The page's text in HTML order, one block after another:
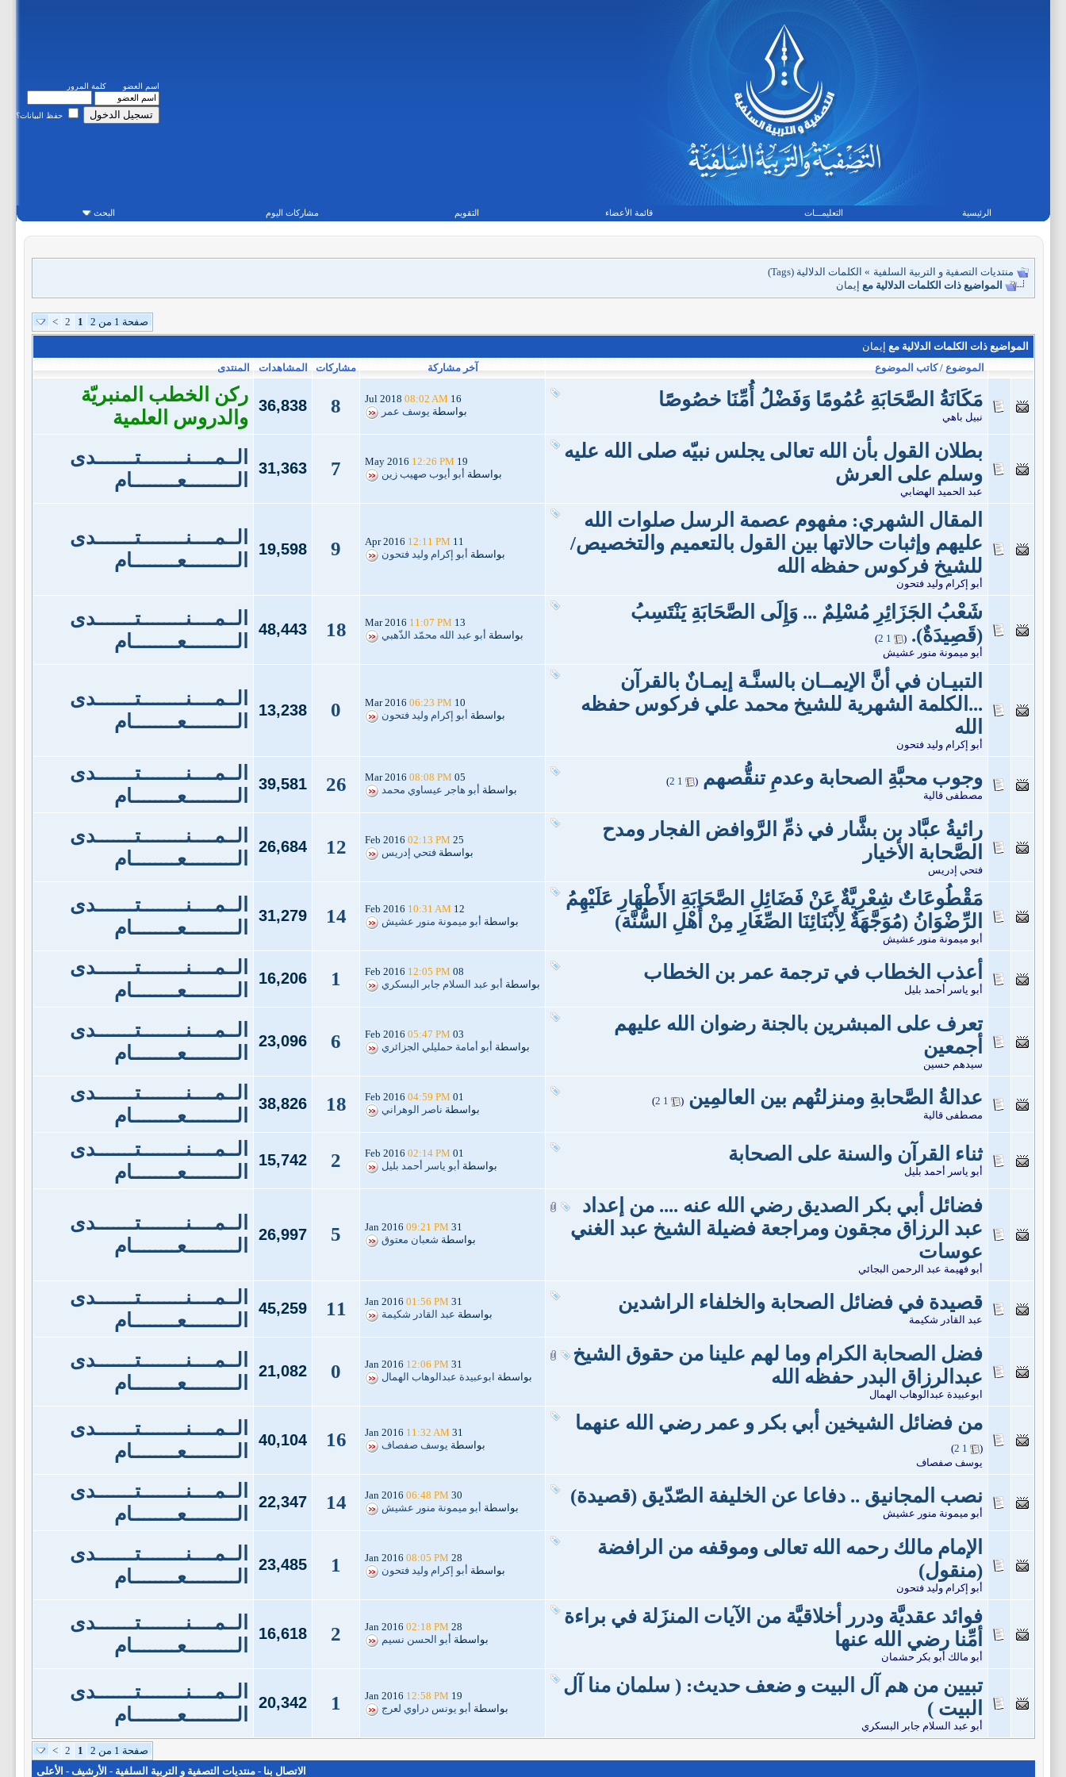
اسم العضو كلمة المرور
حفظ البيانات؟
الرئيسية التعليمـــات قائمة الأعضاء التقويم مشاركات اليوم البحث
منتديات التصفية و التربية السلفية » الكلمات الدلالية (Tags)
المواضيع ذات الكلمات الدلالية مع إيمان
صفحة 1 من 2 1
2
>
المواضيع ذات الكلمات الدلالية مع إيمان
الموضوع / كاتب الموضوع
آخر مشاركة مشاركات المشاهدات المنتدى
مَكَانَةُ الصَّحَابَةِ عُمُومًا وَفَضْلُ أُمِّنَا خصُوصًَا
نبيل باهي
16 Jul 2018
08:02 AM
بواسطة يوسف عمر 8
36,838 ركن الخطب المنبريّة
والدروس العلمية
بطلان القول بأن الله تعالى يجلس نبيّه صلى الله عليه
وسلم على العرش
عبد الحميد الهضابي
19 May 2016
12:26 PM
بواسطة أبو أيوب صهيب زين 7
31,363
الــمــــنــــــــتـــــــدى
الـــــــــعــــــــام
المقال الشهري: مفهوم عصمة الرسل صلوات الله
عليهم وإثبات حالاتها بين القول بالتعميم والتخصيص/
للشيخ فركوس حفظه الله
أبو إكرام وليد فتحون
11 Apr 2016
12:11 PM
بواسطة أبو إكرام وليد فتحون 9
19,598
الــمــــنــــــــتـــــــدى
الـــــــــعــــــــام
شَعْبُ الجَزَائِرِ مُسْلِمٌ ... وَإِلَى الصَّحَابَةِ يَنْتَسِبُ
(قَصِيدَةٌ). (
1
2
)
أبو ميمونة منور عشيش
13 Mar 2016
11:07 PM
بواسطة أبو عبد الله محمّد الذّهبي 18
48,443
الــمــــنــــــــتـــــــدى
الـــــــــعــــــــام
التبيـان في أنَّ الإيمــان بالسنَّـة إيمـانٌ بالقرآن
...الكلمة الشهرية للشيخ محمد علي فركوس حفظه
الله
أبو إكرام وليد فتحون
10 Mar 2016
06:23 PM
بواسطة أبو إكرام وليد فتحون 0
13,238
الــمــــنــــــــتـــــــدى
الـــــــــعــــــــام
وجوب محبَّةِ الصحابة وعدمِ تنقُّصهم (
1
2
)
مصطفى قالية
05 Mar 2016
08:08 PM
بواسطة أبو هاجر عيساوي محمد 26
39,581
الــمــــنــــــــتـــــــدى
الـــــــــعــــــــام
رائيةُ عبَّاد بن بشَّار في ذمِّ الرَّوافض الفجار ومدح
الصَّحابة الأخيار
فتحي إدريس
25 Feb 2016
02:13 PM
بواسطة فتحي إدريس 12
26,684
الــمــــنــــــــتـــــــدى
الـــــــــعــــــــام
مَقْطُوعَاتٌ شِعْرِيَّةٌ عَنْ فَضَائِلِ الصَّحَابَةِ الأَطْهَارِ عَلَيْهِمُ
الرِّضْوَانُ (مُوَجَّهَةٌ لِأَبْنَائِنَا الصِّغَارِ مِنْ أَهْلِ السُّنَّة)
أبو ميمونة منور عشيش
12 Feb 2016
10:31 AM
بواسطة أبو ميمونة منور عشيش 14
31,279
الــمــــنــــــــتـــــــدى
الـــــــــعــــــــام
أعذب الخطاب في ترجمة عمر بن الخطاب
أبو ياسر أحمد بليل
08 Feb 2016
12:05 PM
بواسطة أبو عبد السلام جابر البسكري 1
16,206
الــمــــنــــــــتـــــــدى
الـــــــــعــــــــام
تعرف على المبشرين بالجنة رضوان الله عليهم
أجمعين
سيدهم حسين
03 Feb 2016
05:47 PM
بواسطة أبو أمامة حمليلي الجزائري 6
23,096
الــمــــنــــــــتـــــــدى
الـــــــــعــــــــام
عدالةُ الصَّحابةِ ومنزلتُهم بين العالمِين (
1
2
)
مصطفى قالية
01 Feb 2016
04:59 PM
بواسطة ناصر الوهراني 18
38,826
الــمــــنــــــــتـــــــدى
الـــــــــعــــــــام
ثناء القرآن والسنة على الصحابة
أبو ياسر أحمد بليل
01 Feb 2016
02:14 PM
بواسطة أبو ياسر أحمد بليل 2
15,742
الــمــــنــــــــتـــــــدى
الـــــــــعــــــــام
فضائل أبي بكر الصديق رضي الله عنه .... من إعداد
عبد الرزاق مجقون ومراجعة فضيلة الشيخ عبد الغني
عوسات
أبو فهيمة عبد الرحمن البجائي
31 Jan 2016
09:21 PM
بواسطة شعبان معتوق 5
26,997
الــمــــنــــــــتـــــــدى
الـــــــــعــــــــام
قصيدة في فضائل الصحابة والخلفاء الراشدين
عبد القادر شكيمة
31 Jan 2016
01:56 PM
بواسطة عبد القادر شكيمة 11
45,259
الــمــــنــــــــتـــــــدى
الـــــــــعــــــــام
فضل الصحابة الكرام وما لهم علينا من حقوق الشيخ
عبدالرزاق البدر حفظه الله
ابوعبيدة عبدالوهاب الهمال
31 Jan 2016
12:06 PM
بواسطة ابوعبيدة عبدالوهاب الهمال 0
21,082
الــمــــنــــــــتـــــــدى
الـــــــــعــــــــام
من فضائل الشيخين أبي بكر و عمر رضي الله عنهما
(
1
2
)
يوسف صفصاف
31 Jan 2016
11:32 AM
بواسطة يوسف صفصاف 16
40,104
الــمــــنــــــــتـــــــدى
الـــــــــعــــــــام
نصب المجانيق .. دفاعا عن الخليفة الصّدّيق (قصيدة)
أبو ميمونة منور عشيش
30 Jan 2016
06:48 PM
بواسطة أبو ميمونة منور عشيش 14
22,347
الــمــــنــــــــتـــــــدى
الـــــــــعــــــــام
الإمام مالك رحمه الله تعالى وموقفه من الرافضة
(منقول)
أبو إكرام وليد فتحون
28 Jan 2016
08:05 PM
بواسطة أبو إكرام وليد فتحون 1
23,485
الــمــــنــــــــتـــــــدى
الـــــــــعــــــــام
فوائد عقديَّة ودرر أخلاقيَّة من الآيات المنزَلة في براءة
أمِّنا رضي الله عنها
أبو مالك أبو بكر حشمان
28 Jan 2016
02:18 PM
بواسطة أبو الحسن نسيم 2
16,618
الــمــــنــــــــتـــــــدى
الـــــــــعــــــــام
تبيين من هم آل البيت و ضعف حديث: ( سلمان منا آل
البيت )
أبو عبد السلام جابر البسكري
19 Jan 2016
12:58 PM
بواسطة أبو يونس دراوي لعرج 1
20,342
الــمــــنــــــــتـــــــدى
الـــــــــعــــــــام
صفحة 1 من 2 1
2
>
الاتصال بنا - منتديات التصفية و التربية السلفية - الأرشيف - الأعلى